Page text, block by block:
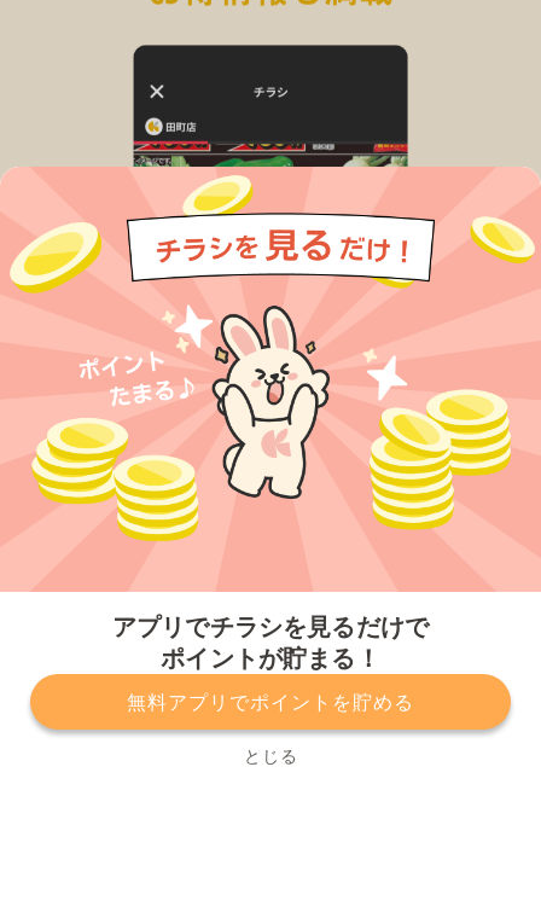
アプリでチラシを見るだけで
ポイントが貯まる！
無料アプリでポイントを貯める
とじる
プライバシーポリシー 利用規約
運営会社
サービスに関してのお問い合わせ